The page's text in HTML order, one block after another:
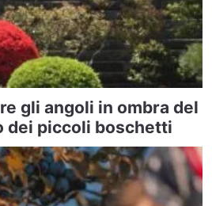
gli angoli in ombra del
dei piccoli boschetti